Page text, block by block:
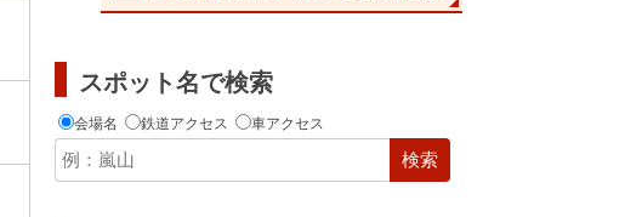
スポット名で検索
会場名 鉄道アクセス 車アクセス
検索